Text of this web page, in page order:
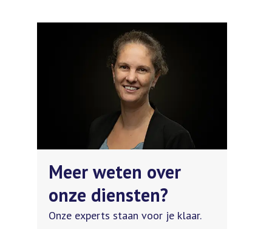
Meer weten over
onze diensten?
Onze experts staan voor je klaar.